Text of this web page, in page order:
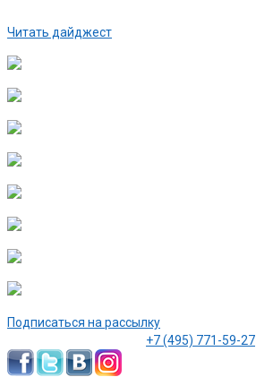
Читать дайджест
Подписаться на рассылку
+7 (495) 771-59-27